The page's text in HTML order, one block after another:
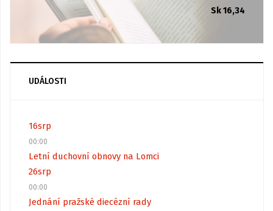
Sk 16,34
UDÁLOSTI
16srp
00:00
Letní duchovní obnovy na Lomci
26srp
00:00
Jednání pražské diecézní rady